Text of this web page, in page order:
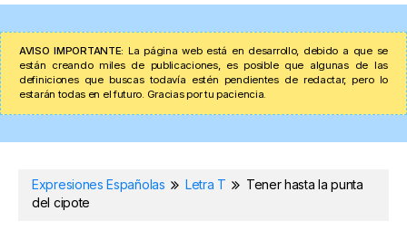
AVISO IMPORTANTE: La página web está en desarrollo, debido a que se
están creando miles de publicaciones, es posible que algunas de las
definiciones que buscas todavía estén pendientes de redactar, pero lo
estarán todas en el futuro. Gracias por tu paciencia.
Expresiones Españolas Letra T
Tener hasta la punta
del cipote